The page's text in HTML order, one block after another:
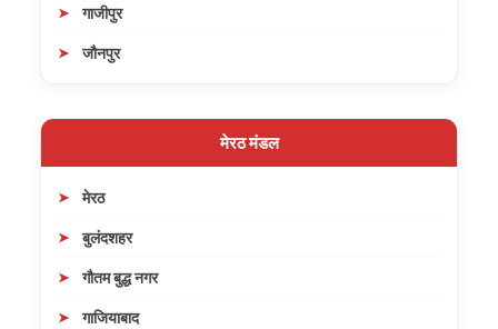
गाजीपुर
जौनपुर
मेरठ मंडल
मेरठ
बुलंदशहर
गौतम बुद्ध नगर
गाजियाबाद